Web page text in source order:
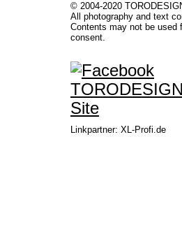
© 2004-2020
All photography and text
Contents may not be used
consent.
Linkpartner: XL-Profi.de